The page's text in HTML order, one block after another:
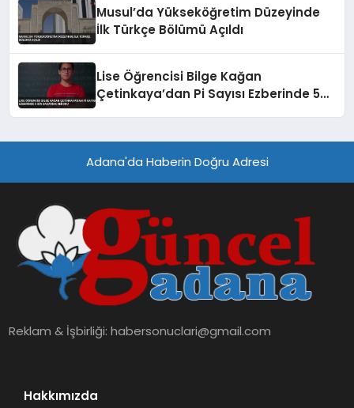
Musul’da Yükseköğretim Düzeyinde
İlk Türkçe Bölümü Açıldı
Lise Öğrencisi Bilge Kağan
Çetinkaya’dan Pi Sayısı Ezberinde 5
Adana'da Haberin Doğru Adresi
Reklam & İşbirliği:habersonuclari@gmail.com
Hakkımızda